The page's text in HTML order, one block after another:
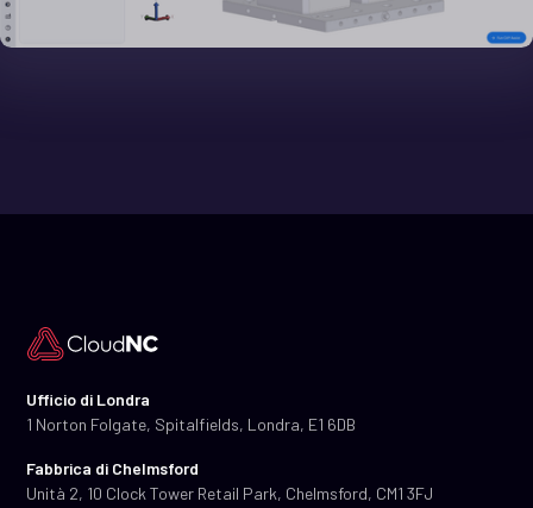
Ufficio di Londra
1 Norton Folgate, Spitalfields, Londra, E1 6DB
Fabbrica di Chelmsford
Unità 2, 10 Clock Tower Retail Park, Chelmsford, CM1 3FJ